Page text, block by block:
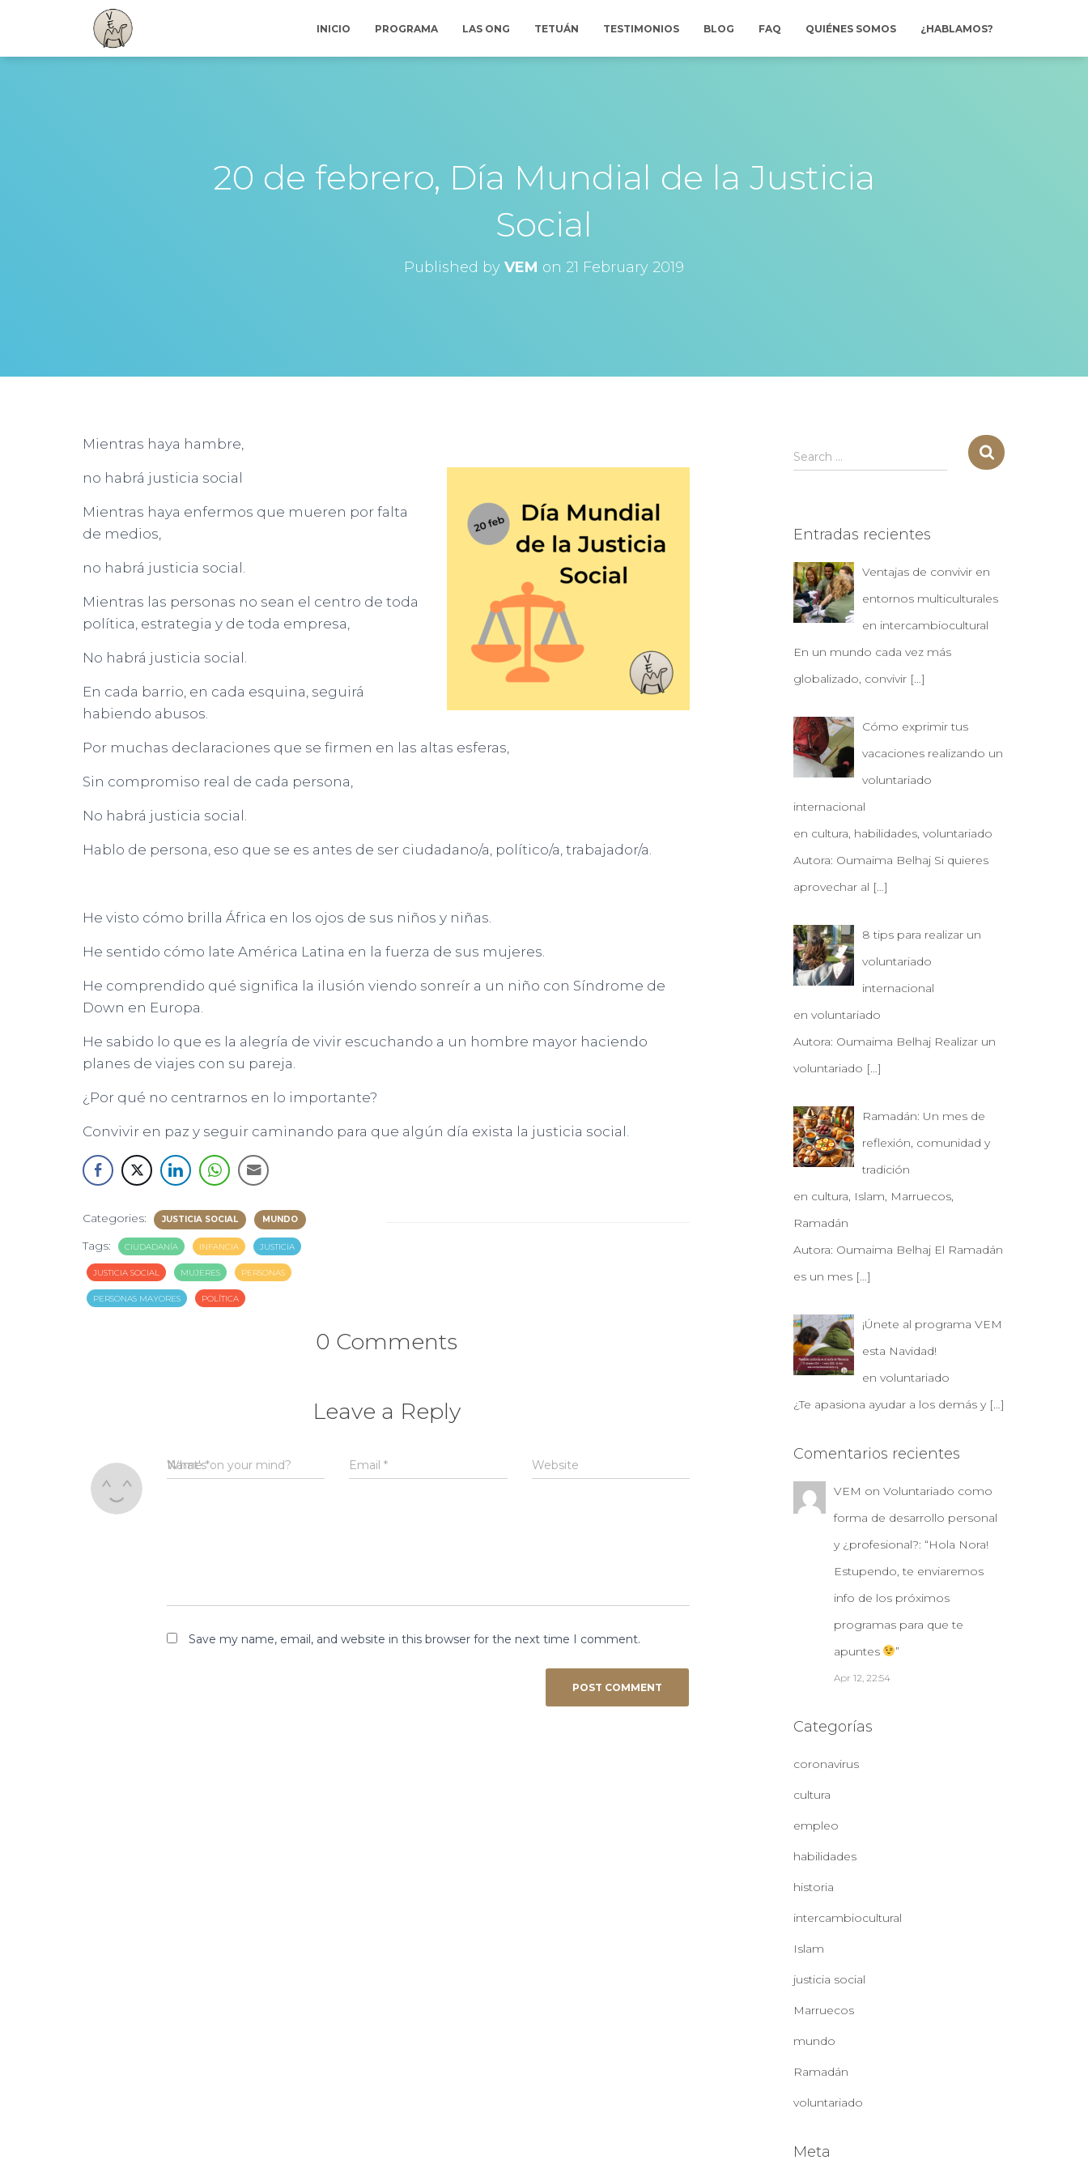
INICIO PROGRAMA LAS ONG TETUÁN TESTIMONIOS BLOG FAQ QUIÉNES SOMOS ¿HABLAMOS?
20 de febrero, Día Mundial de la Justicia
Social
Published by VEM on 21 February 2019
Mientras haya hambre,
no habrá justicia social
Mientras haya enfermos que mueren por falta
de medios,
no habrá justicia social.
Mientras las personas no sean el centro de toda
política, estrategia y de toda empresa,
No habrá justicia social.
En cada barrio, en cada esquina, seguirá
habiendo abusos.
Por muchas declaraciones que se firmen en las altas esferas,
Sin compromiso real de cada persona,
No habrá justicia social.
Hablo de persona, eso que se es antes de ser ciudadano/a, político/a, trabajador/a.
He visto cómo brilla África en los ojos de sus niños y niñas.
He sentido cómo late América Latina en la fuerza de sus mujeres.
He comprendido qué significa la ilusión viendo sonreír a un niño con Síndrome de
Down en Europa.
He sabido lo que es la alegría de vivir escuchando a un hombre mayor haciendo
planes de viajes con su pareja.
¿Por qué no centrarnos en lo importante?
Convivir en paz y seguir caminando para que algún día exista la justicia social.
Categories: JUSTICIA SOCIAL MUNDO
Tags: CIUDADANÍA INFANCIA JUSTICIA
JUSTICIA SOCIAL MUJERES PERSONAS
PERSONAS MAYORES POLÍTICA
0 Comments
Leave a Reply
Name* Email* Website
What's on your mind?
Save my name, email, and website in this browser for the next time I comment.
S
e
h
o
r
:
Search …
Entradas recientes
Ventajas de convivir en
entornos multiculturales
en intercambiocultural
En un mundo cada vez más
globalizado, convivir […]
Cómo exprimir tus
vacaciones realizando un
voluntariado
internacional
en cultura, habilidades, voluntariado
Autora: Oumaima Belhaj Si quieres
aprovechar al […]
8 tips para realizar un
voluntariado
internacional
en voluntariado
Autora: Oumaima Belhaj Realizar un
voluntariado […]
Ramadán: Un mes de
reflexión, comunidad y
tradición
en cultura, Islam, Marruecos,
Ramadán
Autora: Oumaima Belhaj El Ramadán
es un mes […]
¡Únete al programa VEM
esta Navidad!
en voluntariado
¿Te apasiona ayudar a los demás y […]
Comentarios recientes
VEM on Voluntariado como
forma de desarrollo personal
y ¿profesional?: “Hola Nora!
Estupendo, te enviaremos
info de los próximos
programas para que te
apuntes
”
Apr 12, 22:54
Categorías
coronavirus
cultura
empleo
habilidades
historia
intercambiocultural
Islam
justicia social
Marruecos
mundo
Ramadán
voluntariado
Meta